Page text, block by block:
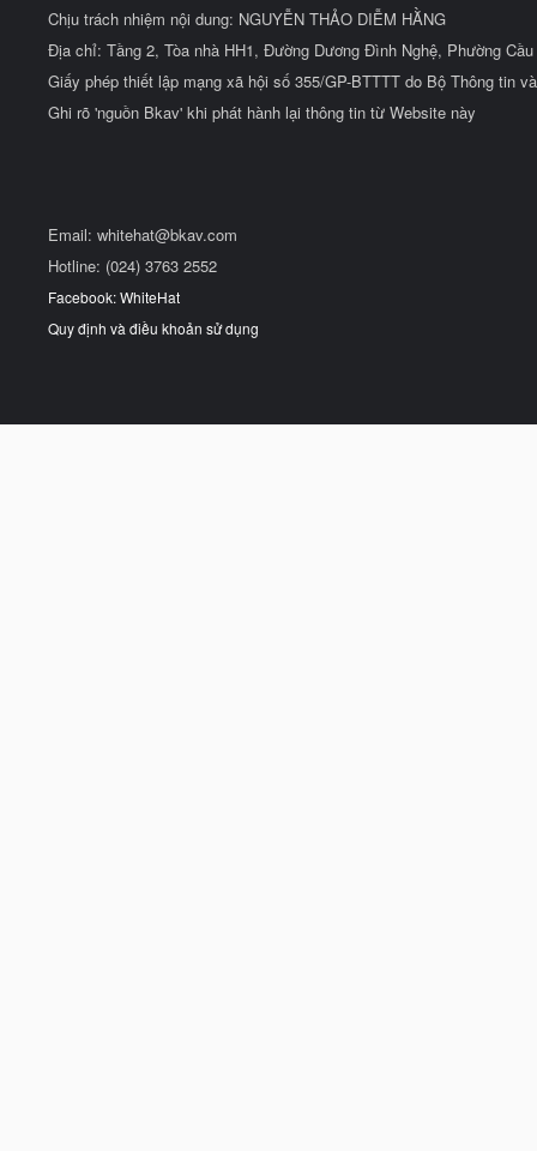
Chịu trách nhiệm nội dung: NGUYỄN THẢO DIỄM HẰNG
Địa chỉ: Tầng 2, Tòa nhà HH1, Đường Dương Đình Nghệ, Phường
Giấy phép thiết lập mạng xã hội số 355/GP-BTTTT do Bộ Thông tin
Ghi rõ 'nguồn Bkav' khi phát hành lại thông tin từ Website này
Email: whitehat@bkav.com
Hotline: (024) 3763 2552
Facebook: WhiteHat
Quy định và điều khoản sử dụng